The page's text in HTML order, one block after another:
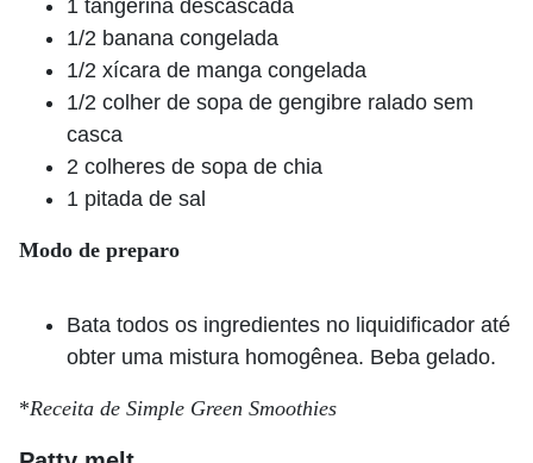
1 tangerina descascada
1/2 banana congelada
1/2 xícara de manga congelada
1/2 colher de sopa de gengibre ralado sem
casca
2 colheres de sopa de chia
1 pitada de sal
Modo de preparo
Bata todos os ingredientes no liquidificador até
obter uma mistura homogênea. Beba gelado.
*Receita de Simple Green Smoothies